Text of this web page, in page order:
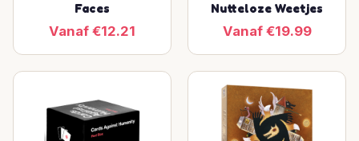
Faces
Vanaf €12.21
Nutteloze Weetjes
Vanaf €19.99